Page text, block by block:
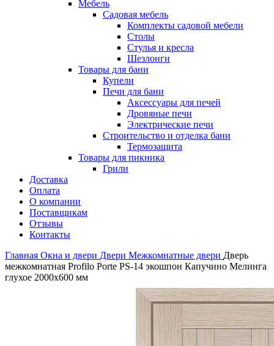
Мебель
Садовая мебель
Комплекты садовой мебели
Столы
Стулья и кресла
Шезлонги
Товары для бани
Купели
Печи для бани
Аксессуары для печей
Дровяные печи
Электрические печи
Строительство и отделка бани
Термозащита
Товары для пикника
Грили
Доставка
Оплата
О компании
Поставщикам
Отзывы
Контакты
Главная Окна и двери Двери Межкомнатные двери Дверь
межкомнатная Profilo Porte PS-14 экошпон Капучино Мелинга
глухое 2000х600 мм